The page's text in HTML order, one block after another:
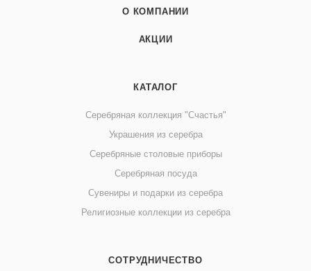
О КОМПАНИИ
АКЦИИ
КАТАЛОГ
Серебряная коллекция "Счастья"
Украшения из серебра
Серебряные столовые приборы
Серебряная посуда
Сувениры и подарки из серебра
Религиозные коллекции из серебра
СОТРУДНИЧЕСТВО